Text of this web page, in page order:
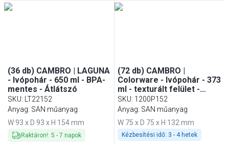
(36 db) CAMBRO | LAGUNA
- Ivópohár - 650 ml - BPA-
mentes - Átlátszó
SKU: LT22152
Anyag: SAN műanyag
W 93 x D 93 x H 154 mm
Raktáron!: 5 - 7 napok
(72 db) CAMBRO |
Colorware - Ivópohár - 373
ml - texturált felület -
átlátszó
SKU: 1200P152
Anyag: SAN műanyag
W 75 x D 75 x H 132 mm
Kézbesítési idő: 3 - 4 hetek